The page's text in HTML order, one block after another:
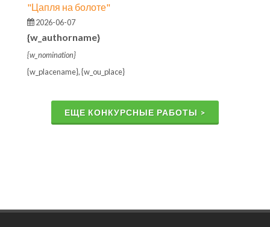
"Цапля на болоте"
2026-06-07
{w_authorname}
{w_nomination}
{w_placename}, {w_ou_place}
ЕЩЕ КОНКУРСНЫЕ РАБОТЫ >